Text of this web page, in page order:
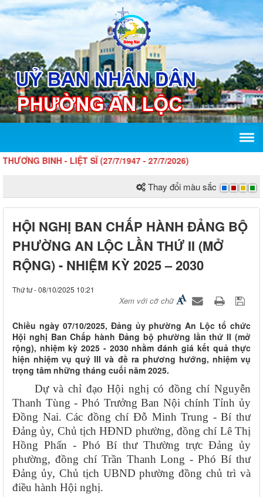
- LIỆT SĨ (27/7/1947 - 27/7/2026)
Thay đổi màu sắc
HỘI NGHỊ BAN CHẤP HÀNH ĐẢNG BỘ
PHƯỜNG AN LỘC LẦN THỨ II (MỞ
RỘNG) - NHIỆM KỲ 2025 – 2030
Thứ tư - 08/10/2025 10:21
Xem với cỡ chữ
Chiều ngày 07/10/2025, Đảng ủy phường An Lộc tổ chức
Hội nghị Ban Chấp hành Đảng bộ phường lần thứ II (mở
rộng), nhiệm kỳ 2025 - 2030 nhằm đánh giá kết quả thực
hiện nhiệm vụ quý III và đề ra phương hướng, nhiệm vụ
trọng tâm những tháng cuối năm 2025.
Dự và chỉ đạo Hội nghị có đồng chí Nguyễn
Thanh Tùng - Phó Trưởng Ban Nội chính Tỉnh ủy
Đồng Nai. Các đồng chí Đỗ Minh Trung - Bí thư
Đảng ủy, Chủ tịch HĐND phường, đồng chí Lê Thị
Hồng Phấn - Phó Bí thư Thường trực Đảng ủy
phường, đồng chí Trần Thanh Long - Phó Bí thư
Đảng ủy, Chủ tịch UBND phường đồng chủ trì và
điều hành Hội nghị.